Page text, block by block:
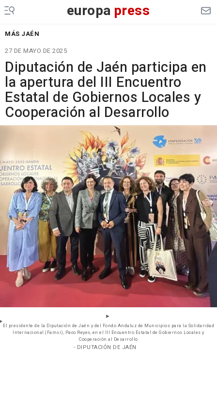
europa press
MÁS JAÉN
27 DE MAYO DE 2025
Diputación de Jaén participa en
la apertura del III Encuentro
Estatal de Gobiernos Locales y
Cooperación al Desarrollo
El presidente de la Diputación de Jaén y del Fondo Andaluz de Municipios para la Solidaridad
Internacional (Famsi), Paco Reyes, en el III Encuentro Estatal de Gobiernos Locales y
Cooperación al Desarrollo
- DIPUTACIÓN DE JAÉN